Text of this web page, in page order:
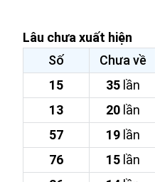
Lâu chưa xuất hiện
Số
Chưa về
15
35lần
13
20lần
57
19lần
76
15lần